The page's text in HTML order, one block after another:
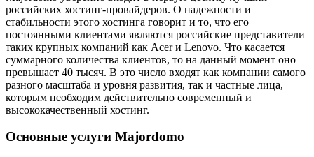
российских хостинг-провайдеров. О надежности и
стабильности этого хостинга говорит и то, что его
постоянными клиентами являются российские представители
таких крупных компаний как Acer и Lenovo. Что касается
суммарного количества клиентов, то на данный момент оно
превышает 40 тысяч. В это число входят как компании самого
разного масштаба и уровня развития, так и частные лица,
которым необходим действительно современный и
высококачественный хостинг.
Основные услуги Majordomo